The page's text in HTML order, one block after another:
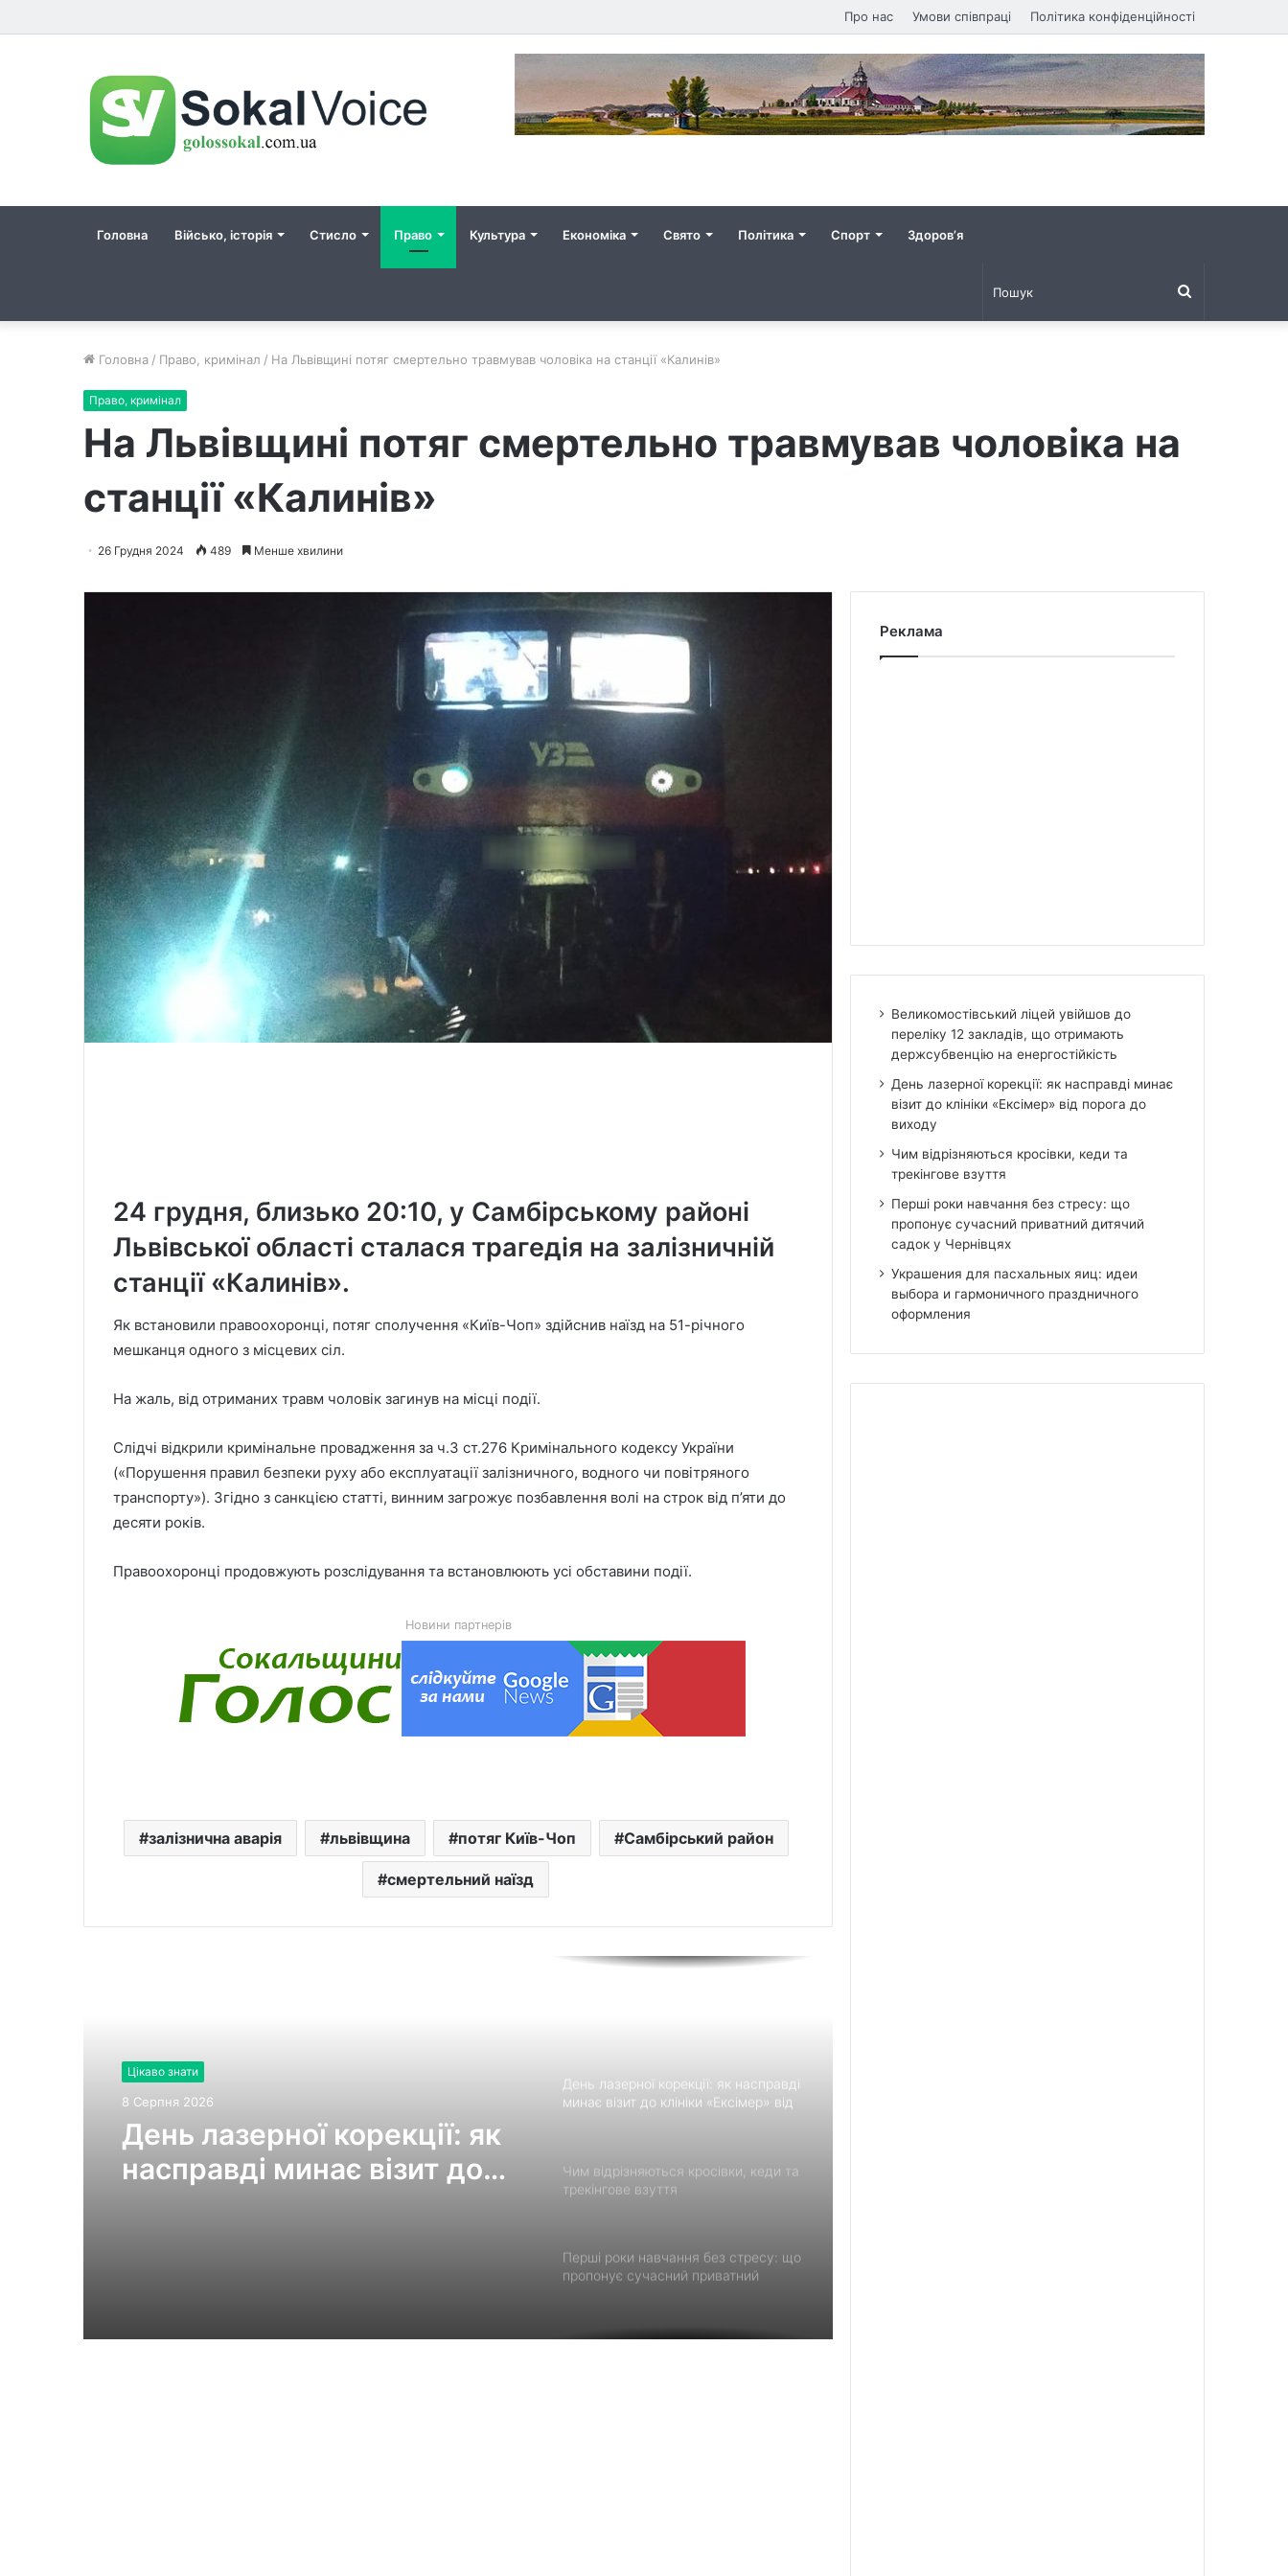
Про нас Умови співпраці Політика конфіденційності
Головна Військо, історія Стисло Право Культура Економіка Свято Політика Спорт Здоров’я
Головна / Право, кримінал / На Львівщині потяг смертельно травмував чоловіка на станції «Калинів»
Право, кримінал
На Львівщині потяг смертельно травмував чоловіка на
станції «Калинів»
26 Грудня 2024 489 Менше хвилини
24 грудня, близько 20:10, у Самбірському районі
Львівської області сталася трагедія на залізничній
станції «Калинів».
Як встановили правоохоронці, потяг сполучення «Київ-Чоп» здійснив наїзд на 51-річного
мешканця одного з місцевих сіл.
На жаль, від отриманих травм чоловік загинув на місці події.
Слідчі відкрили кримінальне провадження за ч.3 ст.276 Кримінального кодексу України
(«Порушення правил безпеки руху або експлуатації залізничного, водного чи повітряного
транспорту»). Згідно з санкцією статті, винним загрожує позбавлення волі на строк від п’яти до
десяти років.
Правоохоронці продовжують розслідування та встановлюють усі обставини події.
Новини партнерів
залізнична аварія львівщина потяг Київ-Чоп Самбірський район
смертельний наїзд
Цікаво знати
8 Серпня 2026
День лазерної корекції: як
насправді минає візит до
День лазерної корекції: як насправді
минає візит до клініки «Ексімер» від
Чим відрізняються кросівки, кеди та
трекінгове взуття
Перші роки навчання без стресу: що
Украшения для пасхальных яиц:
идеи выбора и гармоничного
праздничного оформления
ключ»: ТОП-7 форматів послуг
День лазерної корекції: як насправді
минає візит до клініки «Ексімер» від
Чим відрізняються кросівки, кеди та
трекінгове взуття
Перші роки навчання без стресу: що
пропонує сучасний приватний
Украшения для пасхальных яиц:
Реклама
Великомостівський ліцей увійшов до
переліку 12 закладів, що отримають
держсубвенцію на енергостійкість
День лазерної корекції: як насправді минає
візит до клініки «Ексімер» від порога до
виходу
Чим відрізняються кросівки, кеди та
трекінгове взуття
Перші роки навчання без стресу: що
пропонує сучасний приватний дитячий
садок у Чернівцях
Украшения для пасхальных яиц: идеи
выбора и гармоничного праздничного
оформления